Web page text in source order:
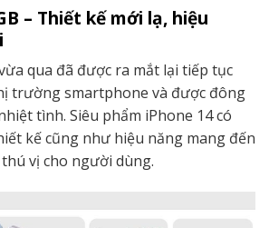
– Thiết kế mới lạ, hiệu
qua đã được ra mắt lại tiếp tục
trường smartphone và được đông
tình. Siêu phẩm iPhone 14 có
kế cũng như hiệu năng mang đến
vị cho người dùng.